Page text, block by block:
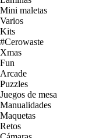
Mini maletas
Varios
Kits
#Cerowaste
Xmas
Fun
Arcade
Puzzles
Juegos de mesa
Manualidades
Maquetas
Retos